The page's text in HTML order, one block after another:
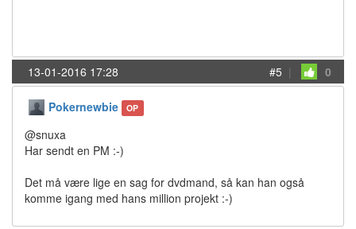
13-01-2016 17:28 #5 | 0
Pokernewbie OP
@snuxa
Har sendt en PM :-)
Det må være lige en sag for dvdmand, så kan han også
komme igang med hans million projekt :-)